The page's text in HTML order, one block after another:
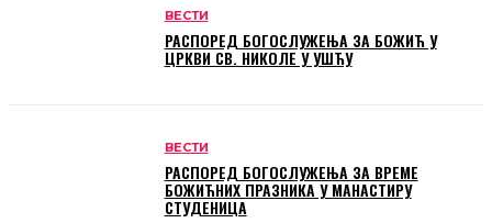
ВЕСТИ
РАСПОРЕД БОГОСЛУЖЕЊА ЗА БОЖИЋ У
ЦРКВИ СВ. НИКОЛЕ У УШЋУ
ВЕСТИ
РАСПОРЕД БОГОСЛУЖЕЊА ЗА ВРЕМЕ
БОЖИЋНИХ ПРАЗНИКА У МАНАСТИРУ
СТУДЕНИЦА